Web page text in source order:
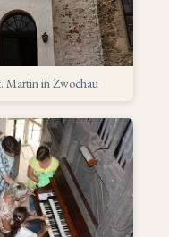
Martin in Zwochau